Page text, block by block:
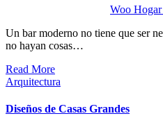
Woo Hogar
Un bar moderno no tiene que ser necesariamente un lugar en donde
no hayan cosas…
Read More
Arquitectura
Diseños de Casas Grandes